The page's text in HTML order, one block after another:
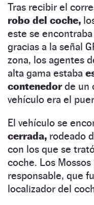
Tras recibir el
robo del coche,
este se
gracias a la señal
zona, los agentes
alta gama estaba
contenedorde un
vehículo era el
El vehículo se
cerrada, rodeado
con los que se
coche. Los
responsable, que
localizador del